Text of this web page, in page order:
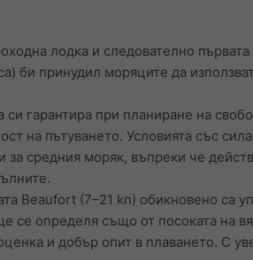
лодка и следователно
би принудил моряците да
гарантира при планиране на
на пътуването. Условията със
средния моряк, въпреки че
Beaufort (7–21 kn) обикновено са
се определя също от посоката на
и добър опит в плаването. С